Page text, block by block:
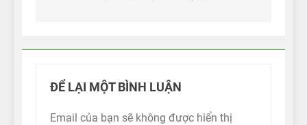
ĐỂ LẠI MỘT BÌNH LUẬN
Email của bạn sẽ không được hiển thị